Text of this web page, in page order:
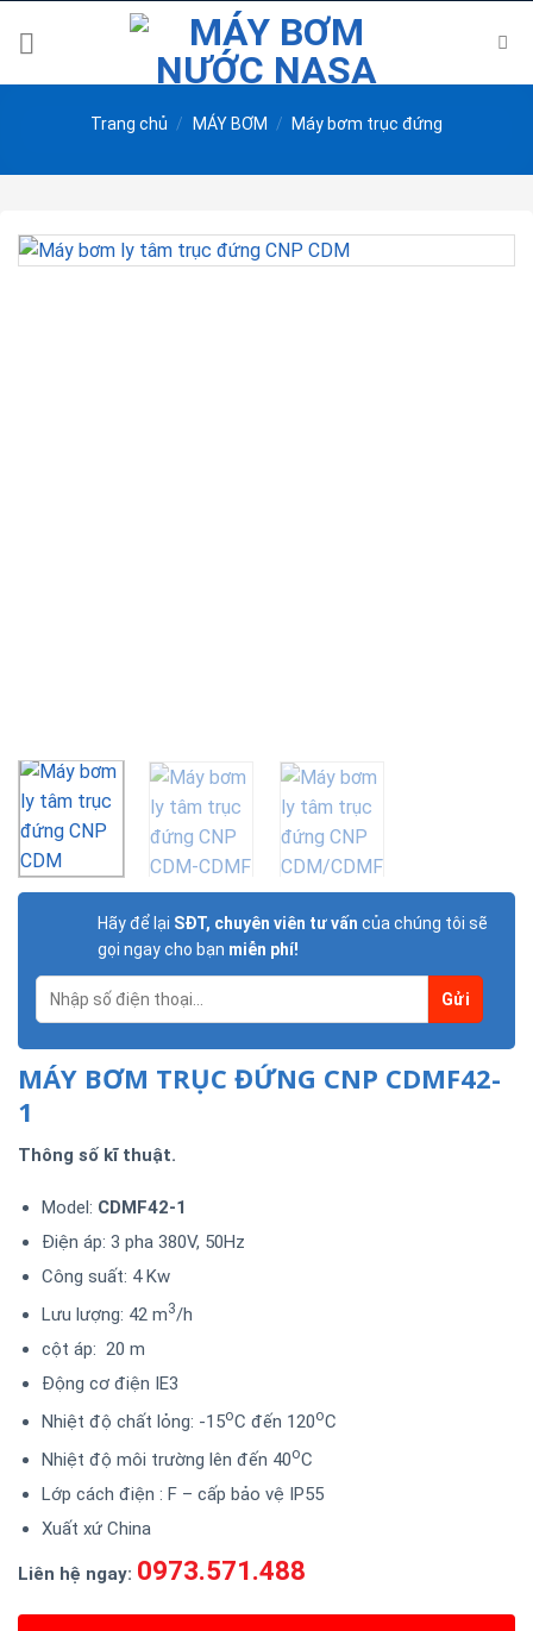
Trang chủ / MÁY BƠM / Máy bơm trục đứng
Hãy để lại SĐT, chuyên viên tư vấn của chúng tôi sẽ
gọi ngay cho bạn miễn phí!
MÁY BƠM TRỤC ĐỨNG CNP CDMF42-
1
Thông số kĩ thuật.
Model: CDMF42-1
Điện áp: 3 pha 380V, 50Hz
Công suất: 4 Kw
Lưu lượng: 42 m3/h
cột áp: 20 m
Động cơ điện IE3
Nhiệt độ chất lỏng: -15oC đến 120oC
Nhiệt độ môi trường lên đến 40oC
Lớp cách điện : F – cấp bảo vệ IP55
Xuất xứ China
Liên hệ ngay: 0973.571.488